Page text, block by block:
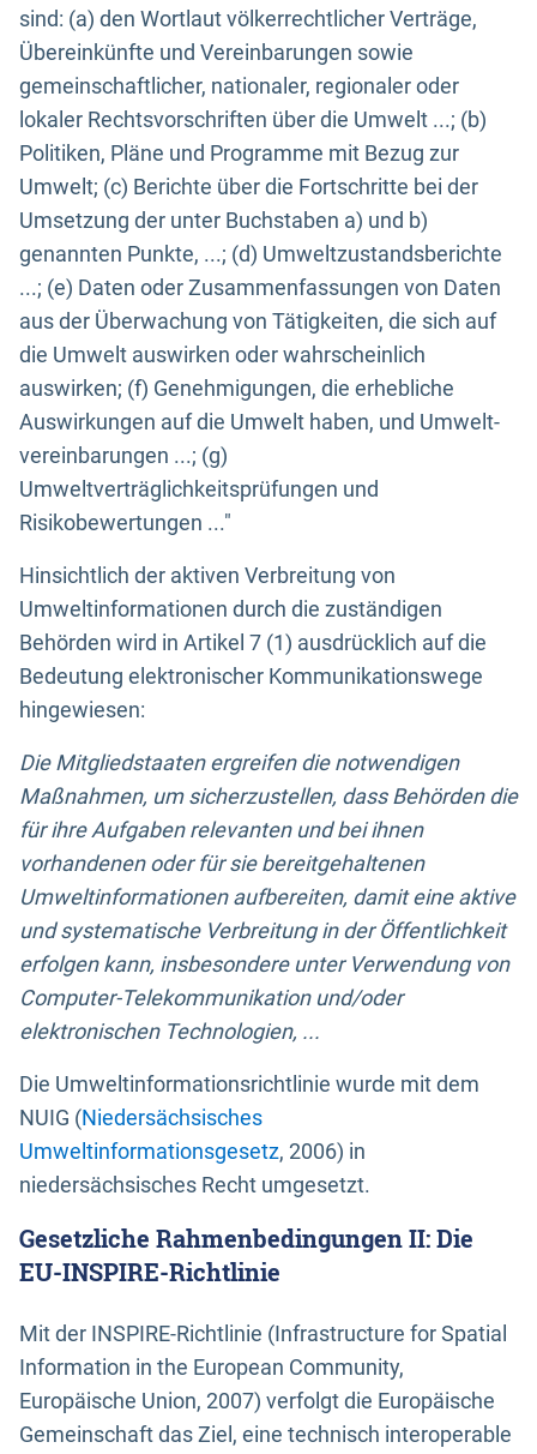
sind: (a) den Wortlaut völkerrechtlicher Verträge,
Übereinkünfte und Vereinbarungen sowie
gemeinschaftlicher, nationaler, regionaler oder
lokaler Rechtsvorschriften über die Umwelt ...; (b)
Politiken, Pläne und Programme mit Bezug zur
Umwelt; (c) Berichte über die Fortschritte bei der
Umsetzung der unter Buchstaben a) und b)
genannten Punkte, ...; (d) Umweltzustandsberichte
...; (e) Daten oder Zusammenfassungen von Daten
aus der Überwachung von Tätigkeiten, die sich auf
die Umwelt auswirken oder wahrscheinlich
auswirken; (f) Genehmigungen, die erhebliche
Auswirkungen auf die Umwelt haben, und Umwelt-
vereinbarungen ...; (g)
Umweltverträglichkeitsprüfungen und
Risikobewertungen ..."
Hinsichtlich der aktiven Verbreitung von
Umweltinformationen durch die zuständigen
Behörden wird in Artikel 7 (1) ausdrücklich auf die
Bedeutung elektronischer Kommunikationswege
hingewiesen:
Die Mitgliedstaaten ergreifen die notwendigen
Maßnahmen, um sicherzustellen, dass Behörden die
für ihre Aufgaben relevanten und bei ihnen
vorhandenen oder für sie bereitgehaltenen
Umweltinformationen aufbereiten, damit eine aktive
und systematische Verbreitung in der Öffentlichkeit
erfolgen kann, insbesondere unter Verwendung von
Computer-Telekommunikation und/oder
elektronischen Technologien, ...
Die Umweltinformationsrichtlinie wurde mit dem
NUIG (Niedersächsisches
Umweltinformationsgesetz, 2006) in
niedersächsisches Recht umgesetzt.
Gesetzliche Rahmenbedingungen II: Die
EU-INSPIRE-Richtlinie
Mit der INSPIRE-Richtlinie (Infrastructure for Spatial
Information in the European Community,
Europäische Union, 2007) verfolgt die Europäische
Gemeinschaft das Ziel, eine technisch interoperable